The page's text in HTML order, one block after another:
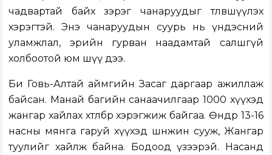
чадвартай байх зэрэг чанаруудыг төлөвшүүлэх
хэрэгтэй. Энэ чанаруудын суурь нь үндэсний
уламжлал, эрийн гурван наадамтай салшгүй
холбоотой юм шүү дээ.
Би Говь-Алтай аймгийн Засаг даргаар ажиллаж
байсан. Манай багийн санаачилгаар 1000 хүүхэд
жангар хайлах хөтөлбөр хэрэгжиж байгаа. Өнөөдөр 13-16
насны мянга гаруй хүүхэд шөнөжин сууж, Жангар
туулийг хайлж байна. Бодоод үзээрэй. Насанд